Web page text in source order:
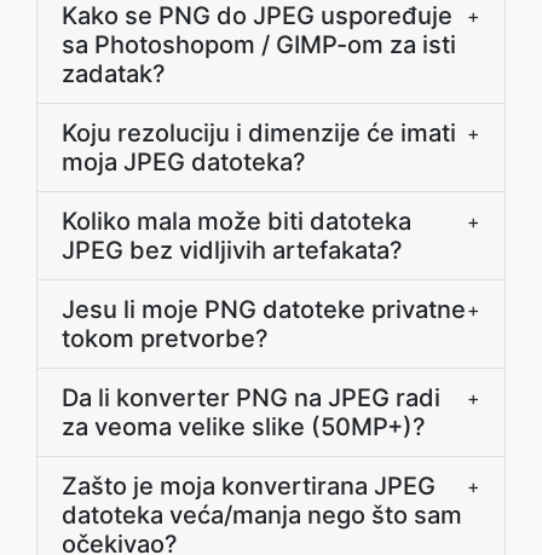
Kako se PNG do JPEG uspoređuje
sa Photoshopom / GIMP-om za isti
zadatak?
+
Koju rezoluciju i dimenzije će imati
moja JPEG datoteka?
+
Koliko mala može biti datoteka
JPEG bez vidljivih artefakata?
+
Jesu li moje PNG datoteke privatne
tokom pretvorbe?
+
Da li konverter PNG na JPEG radi
za veoma velike slike (50MP+)?
+
Zašto je moja konvertirana JPEG
datoteka veća/manja nego što sam
očekivao?
+